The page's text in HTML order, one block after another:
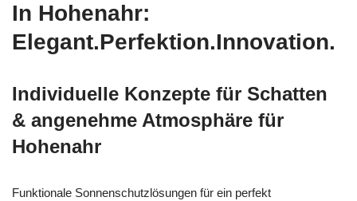
In Hohenahr:
Elegant.Perfektion.Innovation.
Individuelle Konzepte für Schatten
& angenehme Atmosphäre für
Hohenahr
Funktionale Sonnenschutzlösungen für ein perfekt